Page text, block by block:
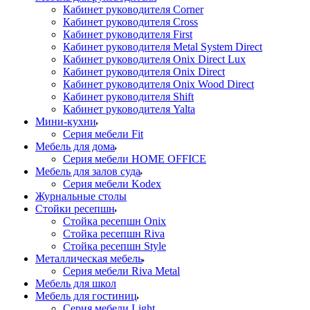
Кабинет руководителя Corner
Кабинет руководителя Cross
Кабинет руководителя First
Кабинет руководителя Metal System Direct
Кабинет руководителя Onix Direct Lux
Кабинет руководителя Onix Direct
Кабинет руководителя Onix Wood Direct
Кабинет руководителя Shift
Кабинет руководителя Yalta
Мини-кухни
Серия мебели Fit
Мебель для дома
Серия мебели HOME OFFICE
Мебель для залов суда
Серия мебели Kodex
Журнальные столы
Стойки ресепшн
Стойка ресепшн Onix
Стойка ресепшн Riva
Стойка ресепшн Style
Металлическая мебель
Серия мебели Riva Metal
Мебель для школ
Мебель для гостиниц